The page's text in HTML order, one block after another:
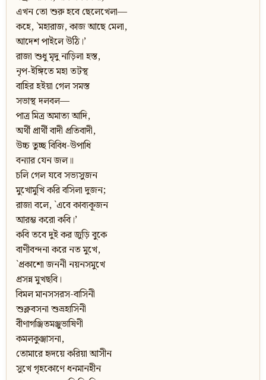
এখন তো শুরু হবে ছেলেখেলা—
কহে, `মহারাজ, কাজ আছে মেলা,
আদেশ পাইলে উঠি।’
রাজা শুধু মৃদু নাড়িলা হস্ত,
নৃপ-ইঙ্গিতে মহা তটস্থ
বাহির হইয়া গেল সমস্ত
সভাস্থ দলবল—
পাত্র মিত্র অমাত্য আদি,
অর্থী প্রার্থী বাদী প্রতিবাদী,
উচ্চ তুচ্ছ বিবিধ-উপাধি
বন্যার যেন জল॥
চলি গেল যবে সভ্যসুজন
মুখোমুখি করি বসিলা দুজন;
রাজা বলে, `এবে কাব্যকূজন
আরম্ভ করো কবি।’
কবি তবে দুই কর জুড়ি বুকে
বাণীবন্দনা করে নত মুখে,
`প্রকাশো জননী নয়নসমুখে
প্রসন্ন মুখছবি।
বিমল মানসসরস-বাসিনী
শুক্লবসনা শুভ্রহাসিনী
বীণাগঞ্জিতমঞ্জুভাষিণী
কমলকুঞ্জাসনা,
তোমারে হৃদয়ে করিয়া আসীন
সুখে গৃহকোণে ধনমানহীন